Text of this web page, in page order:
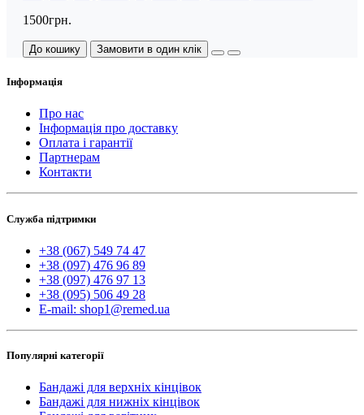
1500грн.
До кошику Замовити в один клік
Інформація
Про нас
Інформація про доставку
Оплата і гарантії
Партнерам
Контакти
Служба підтримки
+38 (067) 549 74 47
+38 (097) 476 96 89
+38 (097) 476 97 13
+38 (095) 506 49 28
E-mail: shop1@remed.ua
Популярні категорії
Бандажі для верхніх кінцівок
Бандажі для нижніх кінцівок